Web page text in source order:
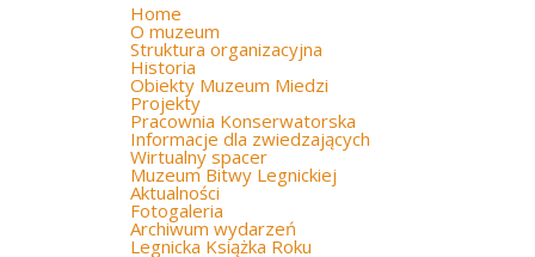
Home
O muzeum
Struktura organizacyjna
Historia
Obiekty Muzeum Miedzi
Projekty
Pracownia Konserwatorska
Informacje dla zwiedzających
Wirtualny spacer
Muzeum Bitwy Legnickiej
Aktualności
Fotogaleria
Archiwum wydarzeń
Legnicka Książka Roku